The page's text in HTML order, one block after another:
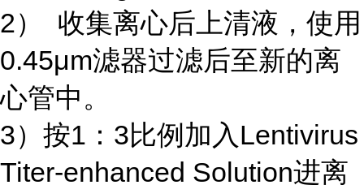
2） 收集离心后上清液，使用
0.45μm滤器过滤后至新的离
心管中。
3）按1：3比例加入Lentivirus
Titer-enhanced Solution进离